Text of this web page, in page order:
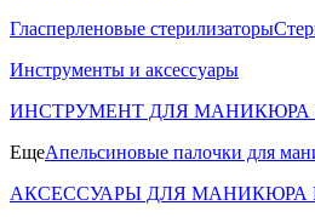
Гласперленовые стерилизаторы
Инструменты и аксессуары
ИНСТРУМЕНТ ДЛЯ МАНИКЮРА
ЕщеАпельсиновые палочки для
АКСЕССУАРЫ ДЛЯ МАНИКЮРА